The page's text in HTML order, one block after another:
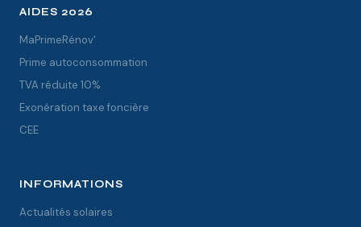
AIDES 2026
MaPrimeRénov'
Prime autoconsommation
TVA réduite 10%
Exonération taxe foncière
CEE
INFORMATIONS
Actualités solaires